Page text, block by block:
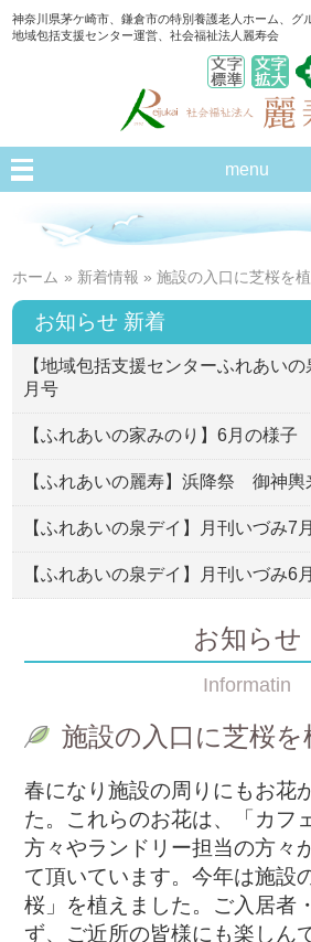
神奈川県茅ケ崎市、鎌倉市の特別養護老人ホーム、グ
地域包括支援センター運営、社会福祉法人麗寿会
menu
ホーム » 新着情報 » 施設の入口に芝桜を
お知らせ 新着
【地域包括支援センターふれあい
月号
【ふれあいの家みのり】6月の様子
【ふれあいの麗寿】浜降祭 御神輿
【ふれあいの泉デイ】月刊いづみ7
【ふれあいの泉デイ】月刊いづみ6
お知らせ
Informatin
施設の入口に芝桜を
春になり施設の周りにもお花
た。これらのお花は、「カフ
方々やランドリー担当の方々
て頂いています。今年は施設
桜」を植えました。ご入居者
ず、ご近所の皆様にも楽しん